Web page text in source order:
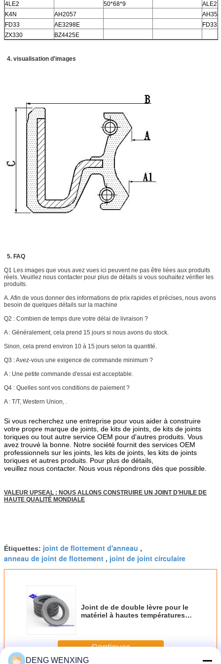
4LE2
50*68*9
ALE2
K4N
AH2057
FD33
AE3298E
FD33
ZX330
BZ4425E
4. visualisation d'images
5. FAQ
Q1 Les images que vous avez vues ici peuvent ne pas être liées aux produits
réels. Veuillez nous contacter pour plus de détails si vous souhaitez vérifier les
produits.
A. Afin de vous donner des informations de prix rapides et précises, nous avons
besoin de quelques détails sur la machine
Q2 : Combien de temps dure votre délai de livraison ?
A : Généralement, cela prend 15 jours si nous avons du stock.
Sinon, cela prend environ 10 à 15 jours selon la quantité.
Q3 : Avez-vous une exigence de commande minimum ?
A : Une petite commande d'essai est acceptable.
Q4 : Quelles sont vos conditions de paiement ?
A : T/T, Western Union, .
Si vous recherchez une entreprise pour vous aider à construire
votre propre marque de joints, de kits de joints, de kits de joints
toriques ou tout autre service OEM pour d'autres produits. Vous
avez trouvé la bonne. Notre société fournit des services OEM
professionnels sur les joints, les kits de joints, les kits de joints
toriques et autres produits. Pour plus de détails,
veuillez nous contacter. Nous vous répondrons dès que possible.
VALEUR UPSEAL : NOUS ALLONS CONSTRUIRE UN JOINT D'HUILE DE
HAUTE QUALITÉ MONDIALE
Étiquettes: joint de flottement d'anneau ,
anneau de joint de flottement , joint de joint circulaire
Joint de de double lèvre pour le
matériel à hautes températures
Continuer
DENG WENXING